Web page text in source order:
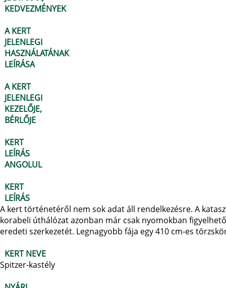
KEDVEZMÉNYEK
A KERT
JELENLEGI
HASZNÁLATÁNAK
LEÍRÁSA
A KERT
JELENLEGI
KEZELŐJE,
BÉRLŐJE
KERT
LEÍRÁS
ANGOLUL
KERT
LEÍRÁS
A kert történetéről nem sok adat áll rendelkezésre. A
korabeli úthálózat azonban már csak nyomokban
eredeti szerkezetét. Legnagyobb fája egy 410 cm-es
KERT NEVE
Spitzer-kastély